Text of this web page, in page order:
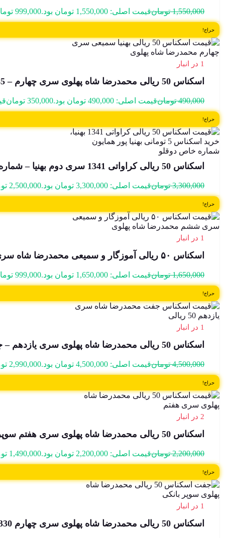
1,550,000 تومانقیمت اصلی: 1,550,000 تومان بود. 999,000
حراج!
1 در انبار
اسکناس 50 ریالی محمدرضا شاه پهلوی سری چهارم – 30/703885
490,000 تومانقیمت اصلی: 490,000 تومان بود. 350,000 تومان
حراج!
اسکناس 50 ریالی کراواتی 1341 سری دوم بهنیا – شماره دوقلو – 11/028028
3,300,000 تومانقیمت اصلی: 3,300,000 تومان بود. 2,500,000
حراج!
1 در انبار
اسکناس ۵۰ ریالی آموزگار و سمیعی محمدرضا شاه سری ششم- بانکی – 194/282078
1,650,000 تومانقیمت اصلی: 1,650,000 تومان بود. 999,000
حراج!
1 در انبار
اسکناس 50 ریالی محمدرضا شاه پهلوی سری یازدهم – جفت سوپر بانکی – 045999
4,500,000 تومانقیمت اصلی: 4,500,000 تومان بود. 2,990,000
حراج!
2 در انبار
اسکناس 50 ریالی محمدرضا شاه پهلوی سری هفتم سوپر بانکی – 171/824963
2,200,000 تومانقیمت اصلی: 2,200,000 تومان بود. 1,490,000
حراج!
1 در انبار
اسکناس 50 ریالی محمدرضا شاه پهلوی سری چهارم 1330- جفت سوپر بانکی- 21/572198&9